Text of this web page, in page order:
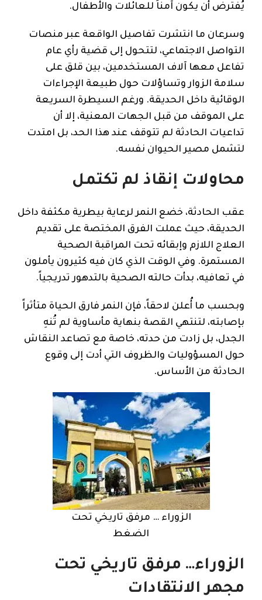
يُفترض أن يكون آمناً للعائلات والأطفال.
وسرعان ما انتشرت تفاصيل الواقعة عبر منصات
التواصل الاجتماعي، لتتحول إلى قضية رأي عام
تفاعل معها آلاف المستخدمين، بين قلق على
سلامة الزوار وتساؤلات حول طبيعة الإجراءات
الوقائية داخل الحديقة. ورغم السيطرة السريعة
على الموقف من قبل الجهات المعنية، إلا أن
تداعيات الحادثة لم تتوقف عند هذا الحد، بل امتدت
لتشمل مصير الحيوان نفسه.
محاولات إنقاذ لم تكتمل
عقب الحادثة، خضع النمر لرعاية بيطرية مكثفة داخل
الحديقة، حيث عملت الفرق المختصة على تقديم
العلاج اللازم وإبقائه تحت المراقبة الصحية
المستمرة. وفي الوقت الذي كان فيه كثيرون يأملون
في تعافيه، بدأت حالته الصحية بالتدهور تدريجياً.
وبحسب ما أُعلن لاحقاً، فإن النمر فارق الحياة متأثراً
بإصابته، لتنتهي القصة بنهاية مأساوية لم تُنهِ
الجدل، بل زادت من حدته، خاصة مع تصاعد النقاش
حول المسؤوليات والظروف التي أدت إلى وقوع
الحادثة من الأساس.
الزوراء … مرفق تاريخي تحت
الضغط
الزوراء… مرفق تاريخي تحت
مجهر الانتقادات